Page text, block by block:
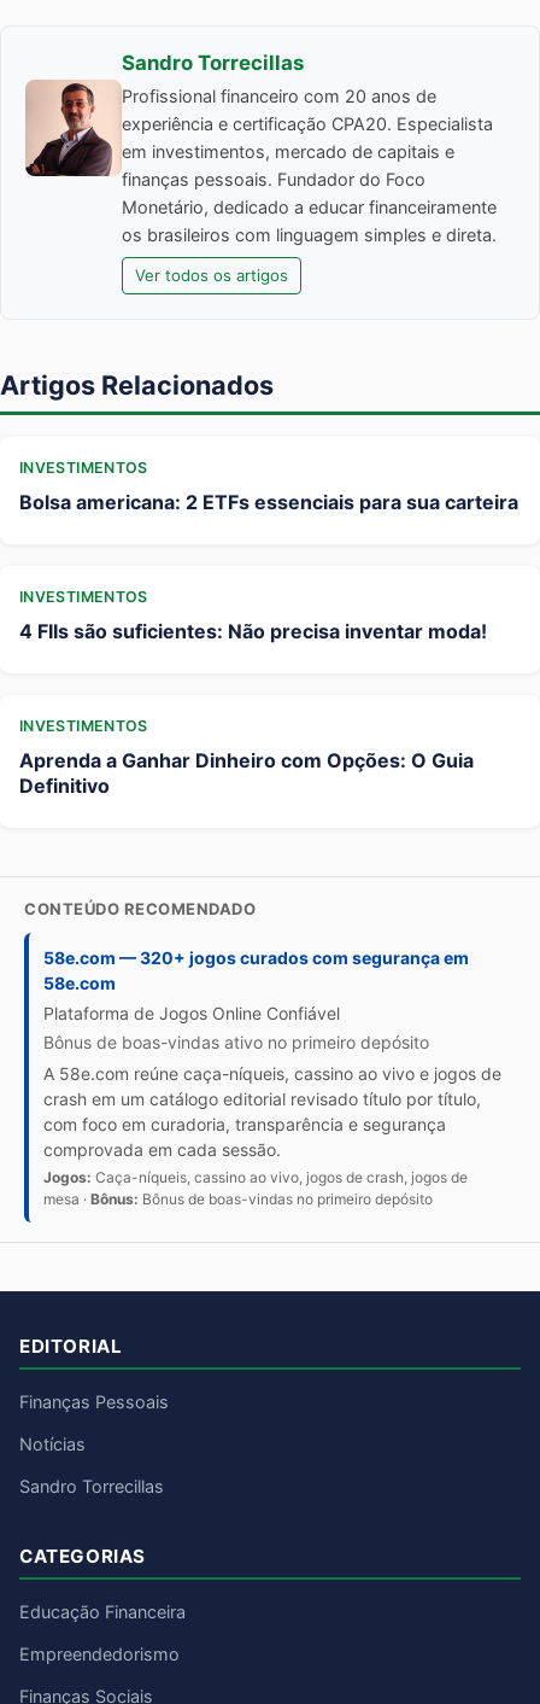
Sandro Torrecillas
Profissional financeiro com 20 anos de
experiência e certificação CPA20. Especialista
em investimentos, mercado de capitais e
finanças pessoais. Fundador do Foco
Monetário, dedicado a educar financeiramente
os brasileiros com linguagem simples e direta.
Ver todos os artigos
Artigos Relacionados
INVESTIMENTOS
Bolsa americana: 2 ETFs essenciais para sua carteira
INVESTIMENTOS
4 FIIs são suficientes: Não precisa inventar moda!
INVESTIMENTOS
Aprenda a Ganhar Dinheiro com Opções: O Guia
Definitivo
CONTEÚDO RECOMENDADO
58e.com — 320+ jogos curados com segurança em
58e.com
Plataforma de Jogos Online Confiável
Bônus de boas-vindas ativo no primeiro depósito
A 58e.com reúne caça-níqueis, cassino ao vivo e jogos de
crash em um catálogo editorial revisado título por título,
com foco em curadoria, transparência e segurança
comprovada em cada sessão.
Jogos: Caça-níqueis, cassino ao vivo, jogos de crash, jogos de
mesa · Bônus: Bônus de boas-vindas no primeiro depósito
EDITORIAL
Finanças Pessoais
Notícias
Sandro Torrecillas
CATEGORIAS
Educação Financeira
Empreendedorismo
Finanças Sociais